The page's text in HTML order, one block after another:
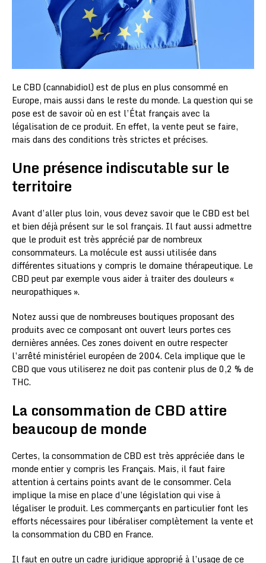
Le CBD (cannabidiol) est de plus en plus consommé en
Europe, mais aussi dans le reste du monde. La question qui se
pose est de savoir où en est l’État français avec la
légalisation de ce produit. En effet, la vente peut se faire,
mais dans des conditions très strictes et précises.
Une présence indiscutable sur le
territoire
Avant d’aller plus loin, vous devez savoir que le CBD est bel
et bien déjà présent sur le sol français. Il faut aussi admettre
que le produit est très apprécié par de nombreux
consommateurs. La molécule est aussi utilisée dans
différentes situations y compris le domaine thérapeutique. Le
CBD peut par exemple vous aider à traiter des douleurs «
neuropathiques ».
Notez aussi que de nombreuses boutiques proposant des
produits avec ce composant ont ouvert leurs portes ces
dernières années. Ces zones doivent en outre respecter
l’arrêté ministériel européen de 2004. Cela implique que le
CBD que vous utiliserez ne doit pas contenir plus de 0,2 % de
THC.
La consommation de CBD attire
beaucoup de monde
Certes, la consommation de CBD est très appréciée dans le
monde entier y compris les Français. Mais, il faut faire
attention à certains points avant de le consommer. Cela
implique la mise en place d’une législation qui vise à
légaliser le produit. Les commerçants en particulier font les
efforts nécessaires pour libéraliser complètement la vente et
la consommation du CBD en France.
Il faut en outre un cadre juridique approprié à l’usage de ce